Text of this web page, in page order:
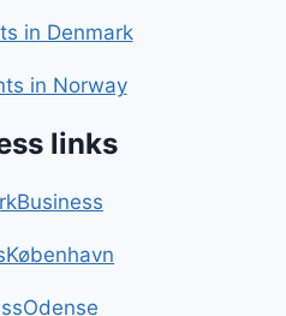
in Denmark
in Norway
links